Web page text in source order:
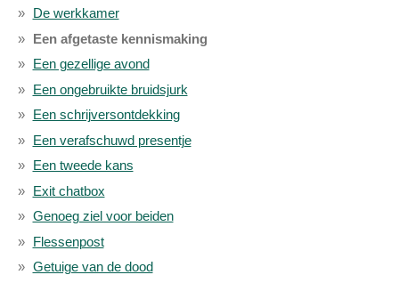
De werkkamer
Een afgetaste kennismaking
Een gezellige avond
Een ongebruikte bruidsjurk
Een schrijversontdekking
Een verafschuwd presentje
Een tweede kans
Exit chatbox
Genoeg ziel voor beiden
Flessenpost
Getuige van de dood